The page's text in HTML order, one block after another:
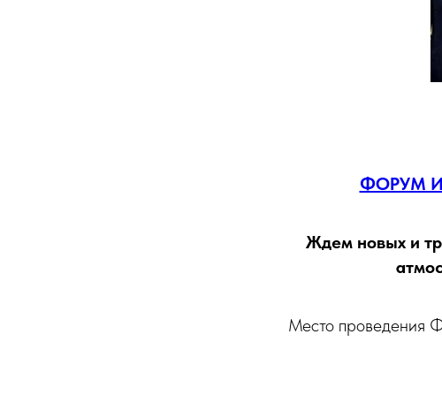
ФОРУМ И
Ждем новых и
Место проведения